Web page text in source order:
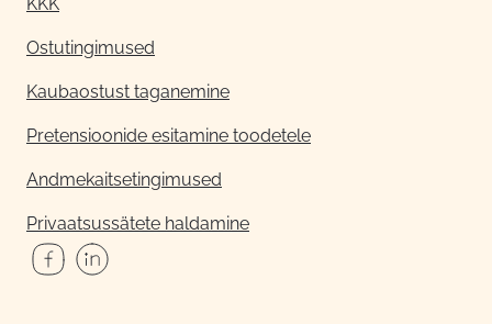
KKK
Ostutingimused
Kaubaostust taganemine
Pretensioonide esitamine toodetele
Andmekaitsetingimused
Privaatsussätete haldamine